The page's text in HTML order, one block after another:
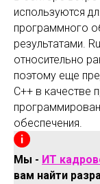
используются
программного
результатами.
относительно
поэтому еще
C++ в качестве
обеспечения.
Мы - ИТ
вам найти